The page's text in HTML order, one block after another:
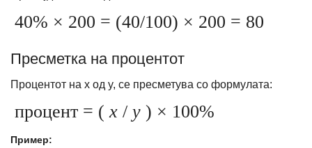
40% × 200 = (40/100) × 200 = 80
Пресметка на процентот
Процентот на x од y, се пресметува со формулата:
процент = (x / y ) × 100%
Пример: